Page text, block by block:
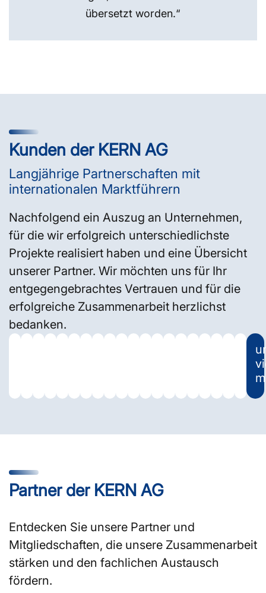
übersetzt worden.“
Kunden der KERN AG
Langjährige Partnerschaften mit
internationalen Marktführern
Nachfolgend ein Auszug an Unternehmen,
für die wir erfolgreich unterschiedlichste
Projekte realisiert haben und eine Übersicht
unserer Partner. Wir möchten uns für Ihr
entgegengebrachtes Vertrauen und für die
erfolgreiche Zusammenarbeit herzlichst
bedanken.
Partner der KERN AG
Entdecken Sie unsere Partner und
Mitgliedschaften, die unsere Zusammenarbeit
stärken und den fachlichen Austausch
fördern.